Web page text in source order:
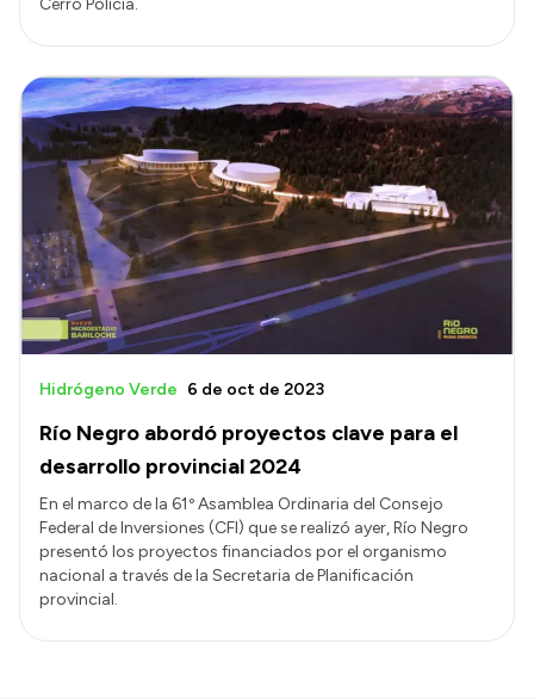
Cerro Policía.
Río Negro abordó proyectos clave para el
desarrollo provincial 2024
Hidrógeno Verde 6 de oct de 2023
En el marco de la 61º Asamblea Ordinaria del Consejo
Federal de Inversiones (CFI) que se realizó ayer, Río Negro
presentó los proyectos financiados por el organismo
nacional a través de la Secretaria de Planificación
provincial.